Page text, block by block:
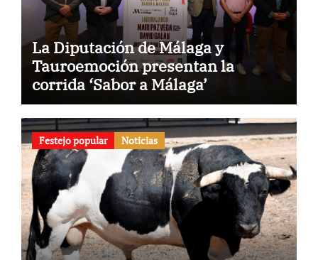
La Diputación de Málaga y
Tauroemoción presentan la
corrida ‘Sabor a Málaga’
Festejo popular Noticias